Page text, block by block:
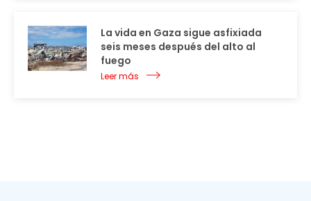
La vida en Gaza sigue asfixiada
seis meses después del alto al
fuego
Leer más